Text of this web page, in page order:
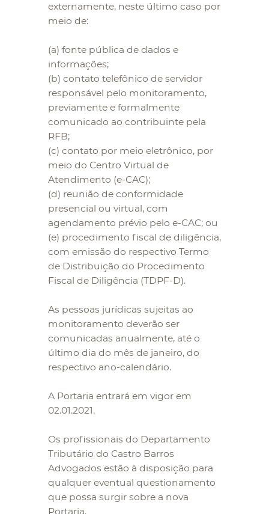
externamente, neste último caso por
meio de:
(a) fonte pública de dados e
informações;
(b) contato telefônico de servidor
responsável pelo monitoramento,
previamente e formalmente
comunicado ao contribuinte pela
RFB;
(c) contato por meio eletrônico, por
meio do Centro Virtual de
Atendimento (e-CAC);
(d) reunião de conformidade
presencial ou virtual, com
agendamento prévio pelo e-CAC; ou
(e) procedimento fiscal de diligência,
com emissão do respectivo Termo
de Distribuição do Procedimento
Fiscal de Diligência (TDPF-D).
As pessoas jurídicas sujeitas ao
monitoramento deverão ser
comunicadas anualmente, até o
último dia do mês de janeiro, do
respectivo ano-calendário.
A Portaria entrará em vigor em
02.01.2021.
Os profissionais do Departamento
Tributário do Castro Barros
Advogados estão à disposição para
qualquer eventual questionamento
que possa surgir sobre a nova
Portaria.